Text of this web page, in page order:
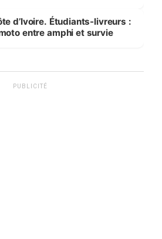
d’Ivoire. Étudiants-livreurs :
entre amphi et survie
PUBLICITÉ